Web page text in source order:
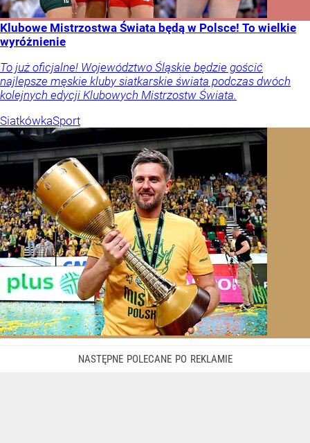
Klubowe Mistrzostwa Świata będą w Polsce! To wielkie
wyróżnienie
To już oficjalne! Województwo Śląskie będzie gościć
najlepsze męskie kluby siatkarskie świata podczas dwóch
kolejnych edycji Klubowych Mistrzostw Świata.
SiatkówkaSport